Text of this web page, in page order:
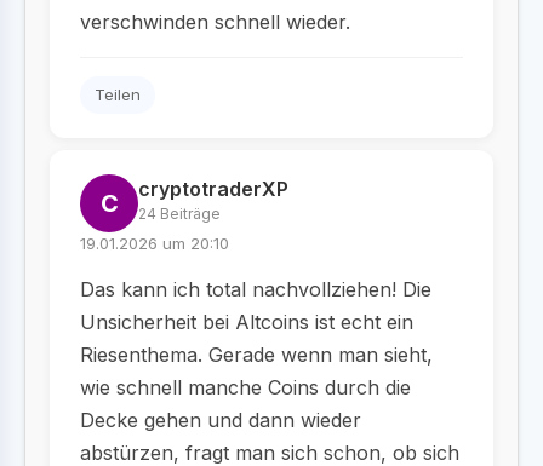
verschwinden schnell wieder.
Teilen
C cryptotraderXP
24 Beiträge
19.01.2026 um 20:10
Das kann ich total nachvollziehen! Die
Unsicherheit bei Altcoins ist echt ein
Riesenthema. Gerade wenn man sieht,
wie schnell manche Coins durch die
Decke gehen und dann wieder
abstürzen, fragt man sich schon, ob sich